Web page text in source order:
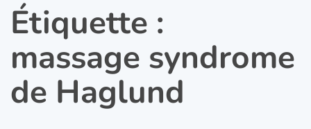
Étiquette :
massage syndrome
de Haglund